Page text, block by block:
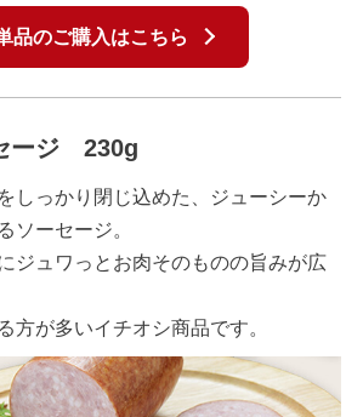
品のご購入はこちら
ージ 230g
しっかり閉じ込めた、ジューシーか
ソーセージ。
ジュワっとお肉そのものの旨みが広
方が多いイチオシ商品です。